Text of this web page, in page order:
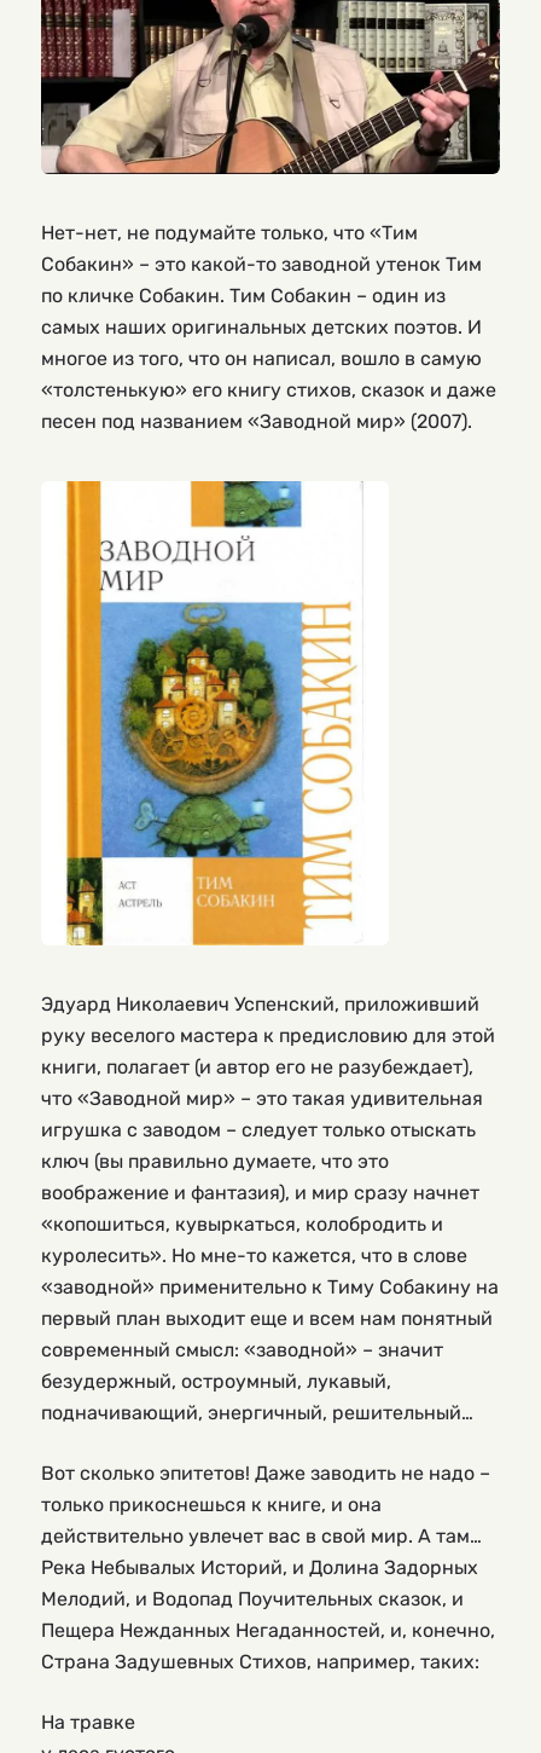
Нет-нет, не подумайте только, что «Тим
Собакин» – это какой-то заводной утенок Тим
по кличке Собакин. Тим Собакин – один из
самых наших оригинальных детских поэтов. И
многое из того, что он написал, вошло в самую
«толстенькую» его книгу стихов, сказок и даже
песен под названием «Заводной мир» (2007).
Эдуард Николаевич Успенский, приложивший
руку веселого мастера к предисловию для этой
книги, полагает (и автор его не разубеждает),
что «Заводной мир» – это такая удивительная
игрушка с заводом – следует только отыскать
ключ (вы правильно думаете, что это
воображение и фантазия), и мир сразу начнет
«копошиться, кувыркаться, колобродить и
куролесить». Но мне-то кажется, что в слове
«заводной» применительно к Тиму Собакину на
первый план выходит еще и всем нам понятный
современный смысл: «заводной» – значит
безудержный, остроумный, лукавый,
подначивающий, энергичный, решительный…
Вот сколько эпитетов! Даже заводить не надо –
только прикоснешься к книге, и она
действительно увлечет вас в свой мир. А там…
Река Небывалых Историй, и Долина Задорных
Мелодий, и Водопад Поучительных сказок, и
Пещера Нежданных Негаданностей, и, конечно,
Страна Задушевных Стихов, например, таких:
На травке